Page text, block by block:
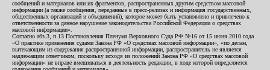
сообщений и материалов или их фрагментов, распространенных другим средством массовой
информации (а также сообщения, переданные в пресс-релизах и информация государственных,
общественных организаций и объединений), которое может быть установлено и привлечено к
ответственности за данное нарушение законодательства Российской Федерации о средствах
массовой информации».
Согласно абз.3, п.13 Постановления Пленума Верховного Суда РФ №16 от 15 июня 2010 года
«О практике применения судами Закона РФ «О средствах массовой информации», «по делам,
вытекающим из содержания распространенной информации, распространитель не является
надлежащим ответчиком, поскольку исходя из положений Закона РФ «О средствах массовой
информации» не вправе вмешиваться в деятельность редакции, в ходе которой определяется